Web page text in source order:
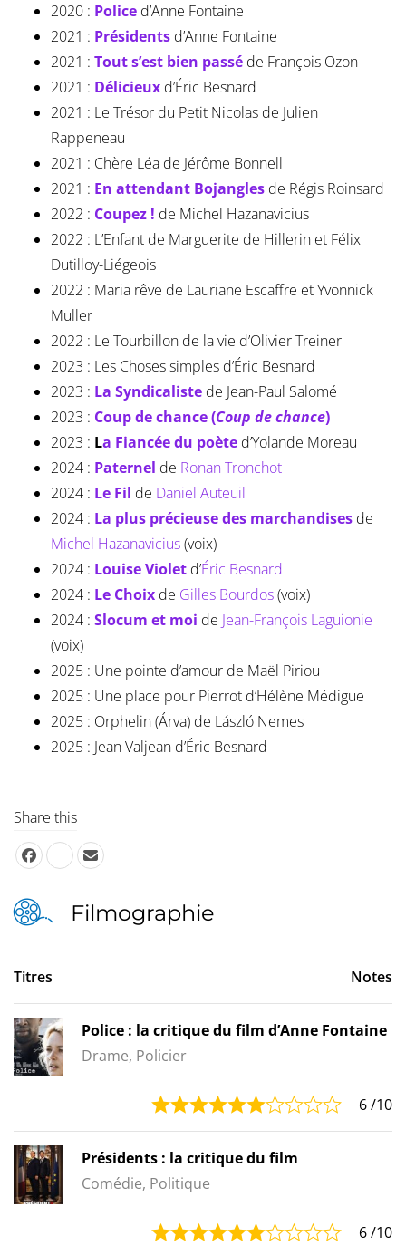
2020 : Police d’Anne Fontaine
2021 : Présidentsd’Anne Fontaine
2021 : Tout s’est bien passéde François Ozon
2021 : Délicieuxd’Éric Besnard
2021 : Le Trésor du Petit Nicolas de Julien
Rappeneau
2021 : Chère Léa de Jérôme Bonnell
2021 : En attendant Bojangles de Régis Roinsard
2022 : Coupez ! de Michel Hazanavicius
2022 : L’Enfant de Marguerite de Hillerin et Félix
Dutilloy-Liégeois
2022 : Maria rêve de Lauriane Escaffre et Yvonnick
Muller
2022 : Le Tourbillon de la vie d’Olivier Treiner
2023 : Les Choses simples d’Éric Besnard
2023 : La Syndicalistede Jean-Paul Salomé
2023 : Coup de chance (Coup de chance)
2023 : La Fiancée du poèted’Yolande Moreau
2024 : Paternel de Ronan Tronchot
2024 : Le Fil de Daniel Auteuil
2024 : La plus précieuse des marchandisesde
Michel Hazanavicius(voix)
2024 : Louise Violetd’Éric Besnard
2024 : Le Choixde Gilles Bourdos(voix)
2024 : Slocum et moi de Jean-François Laguionie
(voix)
2025 : Une pointe d’amour de Maël Piriou
2025 : Une place pour Pierrot d’Hélène Médigue
2025 : Orphelin (Árva) de László Nemes
2025 : Jean Valjean d’Éric Besnard
Share this
Filmographie
Titres Notes
Police : la critique du film d’Anne Fontaine
Drame, Policier
6/10
Présidents : la critique du film
Comédie, Politique
6/10